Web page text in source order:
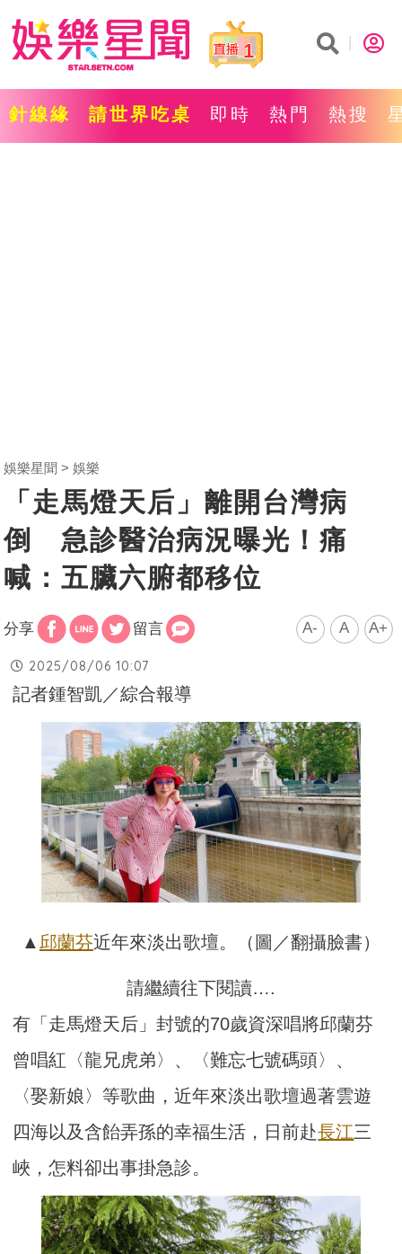
1
針線緣 請世界吃桌 即時 熱門 熱搜
娛樂星聞 娛樂
「走馬燈天后」離開台灣病
倒 急診醫治病況曝光！痛
喊：五臟六腑都移位
分享 留言 A- A A+
2025/08/06 10:07
記者鍾智凱／綜合報導
▲ 邱蘭芬近年來淡出歌壇。（圖／翻攝臉書）
請繼續往下閱讀….
有「走馬燈天后」封號的70歲資深唱將邱蘭芬
曾唱紅〈龍兄虎弟〉、〈難忘七號碼頭〉、
〈娶新娘〉等歌曲，近年來淡出歌壇過著雲遊
四海以及含飴弄孫的幸福生活，日前赴長江三
峽，怎料卻出事掛急診。